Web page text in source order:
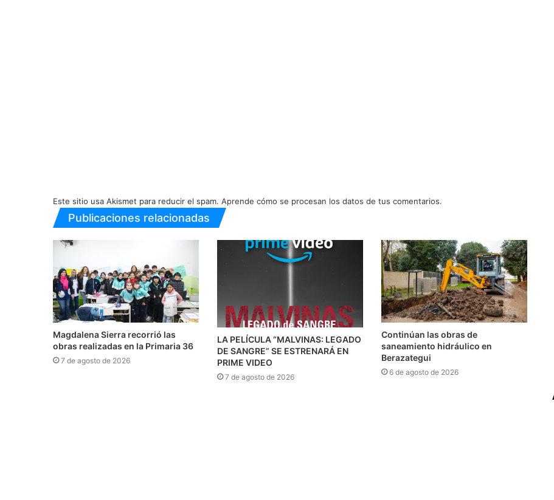
Este sitio usa Akismet para reducir el spam. Aprende cómo se procesan los datos de tus comentarios.
Publicaciones relacionadas
Magdalena Sierra recorrió las
obras realizadas en la Primaria 36
7 de agosto de 2026
LA PELÍCULA “MALVINAS: LEGADO
DE SANGRE” SE ESTRENARÁ EN
PRIME VIDEO
7 de agosto de 2026
Continúan las obras de
saneamiento hidráulico en
Berazategui
6 de agosto de 2026